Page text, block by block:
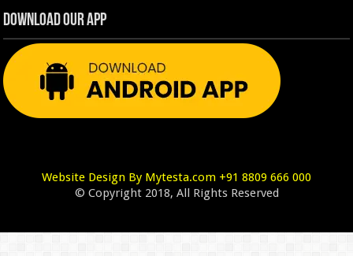
Download Our App
Website Design By Mytesta.com +91 8809 666 000
© Copyright 2018, All Rights Reserved